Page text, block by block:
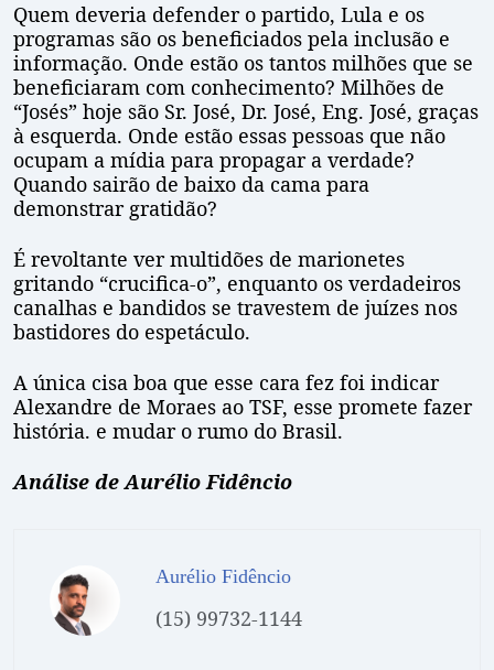
Quem deveria defender o partido, Lula e os
programas são os beneficiados pela inclusão e
informação. Onde estão os tantos milhões que se
beneficiaram com conhecimento? Milhões de
“Josés” hoje são Sr. José, Dr. José, Eng. José, graças
à esquerda. Onde estão essas pessoas que não
ocupam a mídia para propagar a verdade?
Quando sairão de baixo da cama para
demonstrar gratidão?
É revoltante ver multidões de marionetes
gritando “crucifica-o”, enquanto os verdadeiros
canalhas e bandidos se travestem de juízes nos
bastidores do espetáculo.
A única cisa boa que esse cara fez foi indicar
Alexandre de Moraes ao TSF, esse promete fazer
história. e mudar o rumo do Brasil.
Análise de Aurélio Fidêncio
Aurélio Fidêncio
(15) 99732-1144